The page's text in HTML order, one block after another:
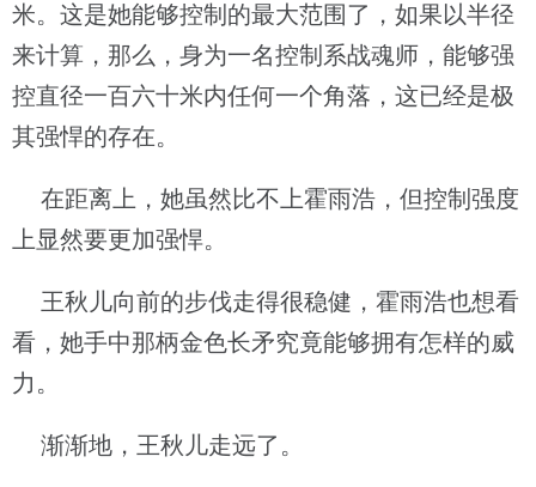
米。这是她能够控制的最大范围了，如果以半径
来计算，那么，身为一名控制系战魂师，能够强
控直径一百六十米内任何一个角落，这已经是极
其强悍的存在。
在距离上，她虽然比不上霍雨浩，但控制强度
上显然要更加强悍。
王秋儿向前的步伐走得很稳健，霍雨浩也想看
看，她手中那柄金色长矛究竟能够拥有怎样的威
力。
渐渐地，王秋儿走远了。